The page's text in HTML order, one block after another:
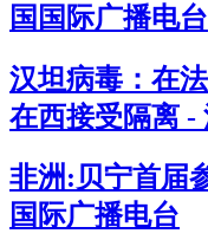
国国际广播电台
汉坦病毒：在
在西接受隔离 -
非洲:贝宁首届
国际广播电台